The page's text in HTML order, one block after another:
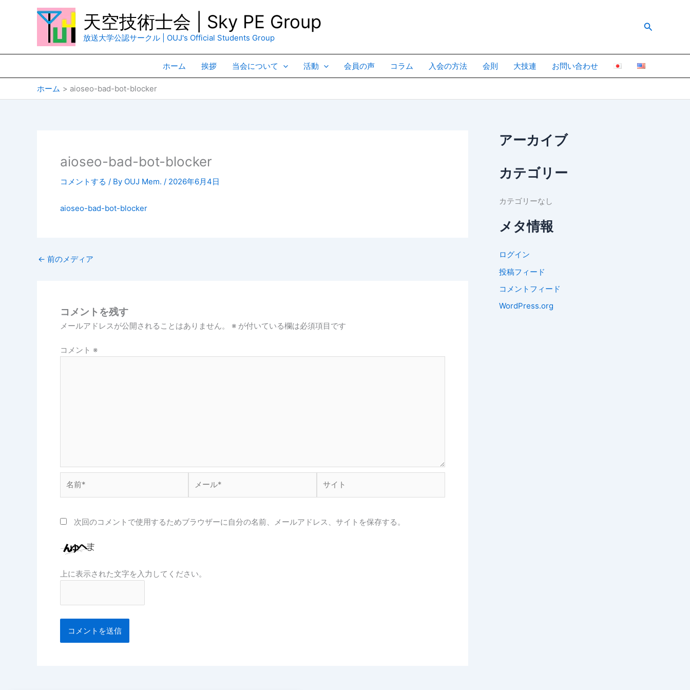
キ
プ
天空技術士会 | Sky PE Group
放送大学公認サークル | OUJ's Official Students Group
検
ホーム 挨拶 当会について 活動 会員の声 コラム 入会の方法 会則 大技連 お問い合わせ
ホーム aioseo-bad-bot-blocker
aioseo-bad-bot-blocker
コメントする / By OUJ Mem. / 2026年6月4日
aioseo-bad-bot-blocker
← 前のメディア
コメントを残す
メールアドレスが公開されることはありません。 ※ が付いている欄は必須項目です
コメント ※
前
ー
次回のコメントで使用するためブラウザーに自分の名前、メールアドレス、サイトを保存する。
上に表示された文字を入力してください。
アーカイブ
カテゴリー
カテゴリーなし
メタ情報
ログイン
投稿フィード
コメントフィード
WordPress.org